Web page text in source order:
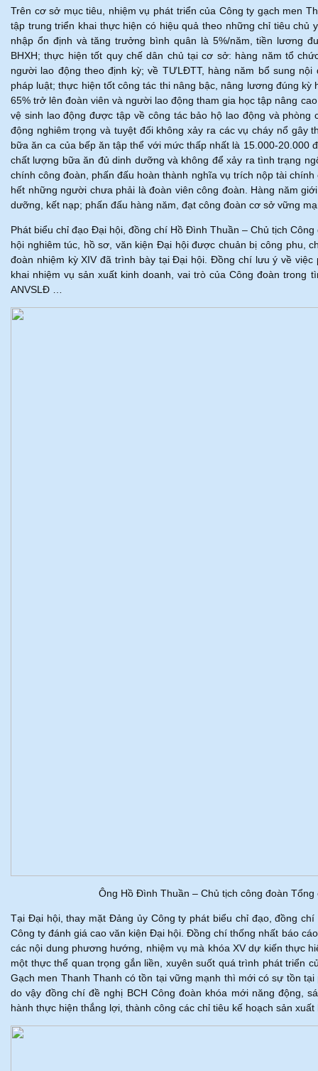
Trên cơ sở mục tiêu, nhiệm vụ phát triển của Công ty gạch men
tập trung triển khai thực hiện có hiệu quả theo những chỉ tiêu
nhập ổn định và tăng trưởng bình quân là 5%/năm, tiền lương
BHXH; thực hiện tốt quy chế dân chủ tại cơ sở: hàng năm tổ
người lao động theo định kỳ; về TƯLĐTT, hàng năm bổ sung
pháp luật; thực hiện tốt công tác thi nâng bậc, nâng lương đúng
65% trở lên đoàn viên và người lao động tham gia học tập nâng
vệ sinh lao động được tập về công tác bảo hộ lao động và
động nghiêm trọng và tuyệt đối không xảy ra các vụ cháy nổ gây
bữa ăn ca của bếp ăn tập thể với mức thấp nhất là 15.000-20.000
chất lượng bữa ăn đủ dinh dưỡng và không để xảy ra tình trạng
chính công đoàn, phấn đấu hoàn thành nghĩa vụ trích nộp tài
hết những người chưa phải là đoàn viên công đoàn. Hàng năm
dưỡng, kết nạp; phấn đấu hàng năm, đạt công đoàn cơ sở vững
Phát biểu chỉ đạo Đại hội, đồng chí Hồ Đình Thuần – Chủ tịch
hội nghiêm túc, hồ sơ, văn kiện Đại hội được chuản bị công phu,
đoàn nhiệm kỳ XIV đã trình bày tại Đại hội. Đồng chí lưu ý về
khai nhiệm vụ sản xuất kinh doanh, vai trò của Công đoàn trong
ANVSLĐ …
Ông Hồ Đình Thuần – Chủ tịch công đoàn
Tại Đại hội, thay mặt Đảng ủy Công ty phát biểu chỉ đạo, đồng
Công ty đánh giá cao văn kiện Đại hội. Đồng chí thống nhất báo
các nội dung phương hướng, nhiệm vụ mà khóa XV dự kiến thực
một thực thể quan trọng gắn liền, xuyên suốt quá trình phát triển
Gạch men Thanh Thanh có tồn tại vững mạnh thì mới có sự tồn
do vậy đồng chí đề nghị BCH Công đoàn khóa mới năng động,
hành thực hiện thắng lợi, thành công các chỉ tiêu kế hoạch sản